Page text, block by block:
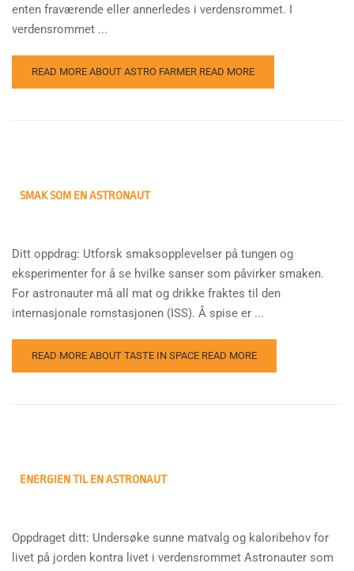
enten fraværende eller annerledes i verdensrommet. I
verdensrommet ...
READ MORE ABOUT ASTRO FARMER READ MORE
SMAK SOM EN ASTRONAUT
Ditt oppdrag: Utforsk smaksopplevelser på tungen og
eksperimenter for å se hvilke sanser som påvirker smaken.
For astronauter må all mat og drikke fraktes til den
internasjonale romstasjonen (ISS). Å spise er ...
READ MORE ABOUT TASTE IN SPACE READ MORE
ENERGIEN TIL EN ASTRONAUT
Oppdraget ditt: Undersøke sunne matvalg og kaloribehov for
livet på jorden kontra livet i verdensrommet Astronauter som